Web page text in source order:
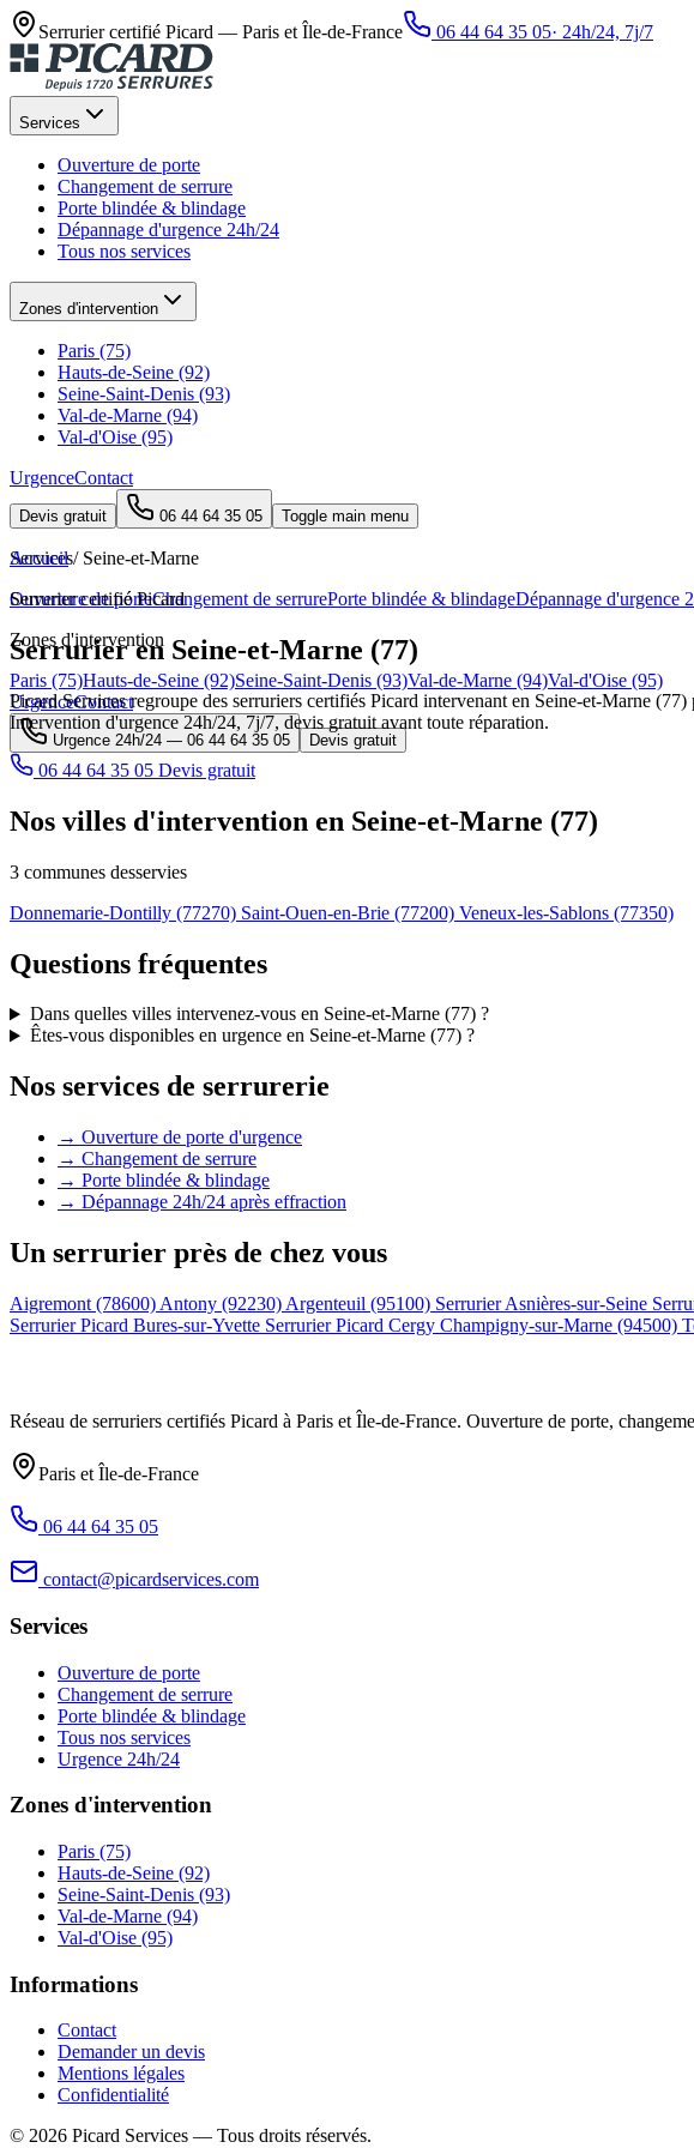
Serrurier certifié Picard — Paris et Île-de-France 06 44 64 35 05· 24h/24, 7j/7
Services
Ouverture de porte
Changement de serrure
Porte blindée & blindage
Dépannage d'urgence 24h/24
Tous nos services
Zones d'intervention
Paris (75)
Hauts-de-Seine (92)
Seine-Saint-Denis (93)
Val-de-Marne (94)
Val-d'Oise (95)
UrgenceContact
Devis gratuit 06 44 64 35 05 Toggle main menu
Services
Ouverture de porteChangement de serrurePorte blindée & blindageDépannage d'urgence
Zones d'intervention
Paris (75)Hauts-de-Seine (92)Seine-Saint-Denis (93)Val-de-Marne (94)Val-d'Oise (95)
UrgenceContact
Urgence 24h/24 — 06 44 64 35 05 Devis gratuit
Accueil / Seine-et-Marne
Serrurier certifié Picard
Serrurier en Seine-et-Marne (77)
Picard Services regroupe des serruriers certifiés Picard intervenant en Seine-et-Marne
Intervention d'urgence 24h/24, 7j/7, devis gratuit avant toute réparation.
06 44 64 35 05 Devis gratuit
Nos villes d'intervention en Seine-et-Marne (77)
3 communes desservies
Donnemarie-Dontilly (77270) Saint-Ouen-en-Brie (77200) Veneux-les-Sablons (77350)
Questions fréquentes
Dans quelles villes intervenez-vous en Seine-et-Marne (77) ?
Êtes-vous disponibles en urgence en Seine-et-Marne (77) ?
Nos services de serrurerie
→ Ouverture de porte d'urgence
→ Changement de serrure
→ Porte blindée & blindage
→ Dépannage 24h/24 après effraction
Un serrurier près de chez vous
Aigremont (78600) Antony (92230) Argenteuil (95100) Serrurier Asnières-sur-Seine
Serrurier Picard Bures-sur-Yvette Serrurier Picard Cergy Champigny-sur-Marne (94500)
Réseau de serruriers certifiés Picard à Paris et Île-de-France. Ouverture de porte,
Paris et Île-de-France
06 44 64 35 05
contact@picardservices.com
Services
Ouverture de porte
Changement de serrure
Porte blindée & blindage
Tous nos services
Urgence 24h/24
Zones d'intervention
Paris (75)
Hauts-de-Seine (92)
Seine-Saint-Denis (93)
Val-de-Marne (94)
Val-d'Oise (95)
Informations
Contact
Demander un devis
Mentions légales
Confidentialité
© 2026 Picard Services — Tous droits réservés.